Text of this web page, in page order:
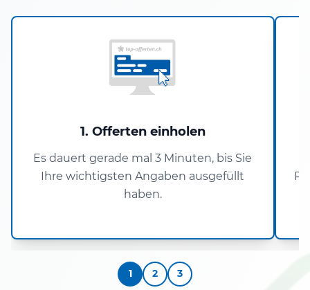
1. Offerten einholen
Es dauert gerade mal 3 Minuten, bis Sie
Ihre wichtigsten Angaben ausgefüllt
haben.
1 2 3